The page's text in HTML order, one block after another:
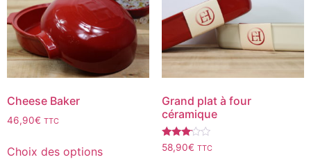
Cheese Baker
46,90€ TTC
Choix des options
Grand plat à four
céramique
Note
3.00
58,90€ TTC